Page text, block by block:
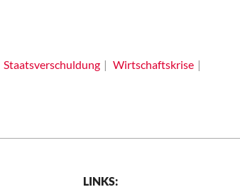
Staatsverschuldung
Wirtschaftskrise
LINKS: